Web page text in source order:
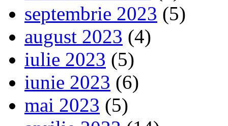
septembrie 2023 (5)
august 2023 (4)
iulie 2023 (5)
iunie 2023 (6)
mai 2023 (5)